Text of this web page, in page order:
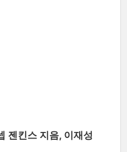
젠킨스 지음, 이재성